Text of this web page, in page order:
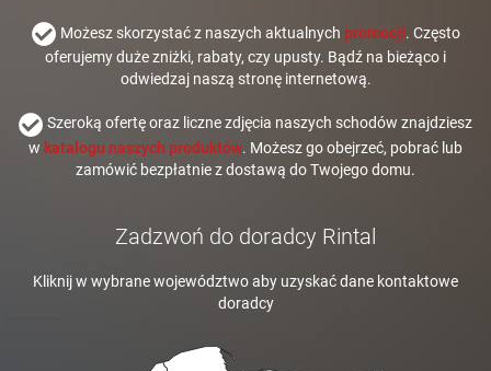
Możesz skorzystać z naszych aktualnych promocji. Często
oferujemy duże zniżki, rabaty, czy upusty. Bądź na bieżąco i
odwiedzaj naszą stronę internetową.
Szeroką ofertę oraz liczne zdjęcia naszych schodów znajdziesz
w katalogu naszych produktów. Możesz go obejrzeć, pobrać lub
zamówić bezpłatnie z dostawą do Twojego domu.
Zadzwoń do doradcy Rintal
Kliknij w wybrane województwo aby uzyskać dane kontaktowe
doradcy